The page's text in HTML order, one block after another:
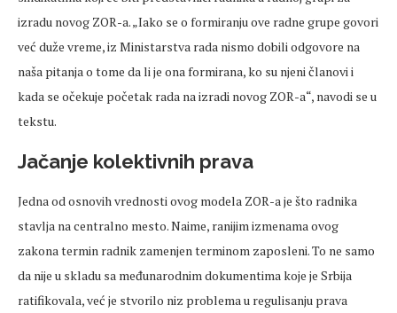
izradu novog ZOR-a. „Iako se o formiranju ove radne grupe govori
već duže vreme, iz Ministarstva rada nismo dobili odgovore na
naša pitanja o tome da li je ona formirana, ko su njeni članovi i
kada se očekuje početak rada na izradi novog ZOR-a“, navodi se u
tekstu.
Jačanje kolektivnih prava
Jedna od osnovih vrednosti ovog modela ZOR-a je što radnika
stavlja na centralno mesto. Naime, ranijim izmenama ovog
zakona termin radnik zamenjen terminom zaposleni. To ne samo
da nije u skladu sa međunarodnim dokumentima koje je Srbija
ratifikovala, već je stvorilo niz problema u regulisanju prava